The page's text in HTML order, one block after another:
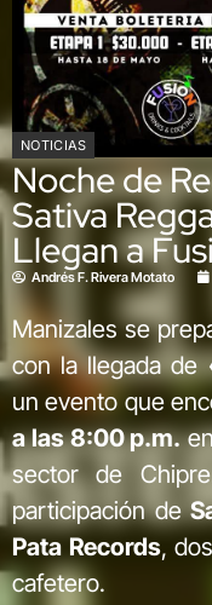
NOTICIAS
Noche de
Sativa
Llegan a
Andrés F. Rivera Motato
Manizales se
con la llegada de
un evento que
a las 8:00 p.m.
sector de
participación de
Pata Records,
cafetero.